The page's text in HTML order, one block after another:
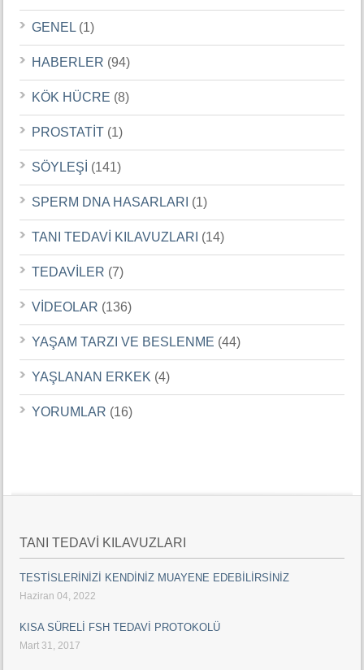
GENEL (1)
HABERLER (94)
KÖK HÜCRE (8)
PROSTATİT (1)
SÖYLEŞİ (141)
SPERM DNA HASARLARI (1)
TANI TEDAVİ KILAVUZLARI (14)
TEDAVİLER (7)
VİDEOLAR (136)
YAŞAM TARZI VE BESLENME (44)
YAŞLANAN ERKEK (4)
YORUMLAR (16)
TANI TEDAVİ KILAVUZLARI
TESTİSLERİNİZİ KENDİNİZ MUAYENE EDEBİLİRSİNİZ
Haziran 04, 2022
KISA SÜRELİ FSH TEDAVİ PROTOKOLÜ
Mart 31, 2017